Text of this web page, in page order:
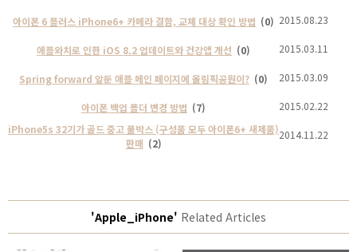
아이폰 6 플러스 iPhone6+ 카메라 결함, 교체 대상 확인 방법 (0) 2015.08.23
애플와치로 인한 iOS 8.2 업데이트와 건강앱 개선 (0) 2015.03.11
Spring forward 앞둔 애플 메인 페이지에 올림픽공원이? (0) 2015.03.09
아이폰 백업 폴더 변경 방법 (7)
2015.02.22
iPhone5s 32기가 골드 중고 풀박스 (구성품 모두 아이폰6+ 새제품)
판매 (2)
2014.11.22
'Apple_iPhone' Related Articles